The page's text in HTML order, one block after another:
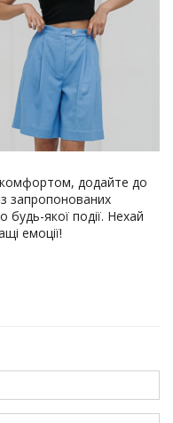
додайте до
запропонованих
будь-якої події. Нехай
емоції!